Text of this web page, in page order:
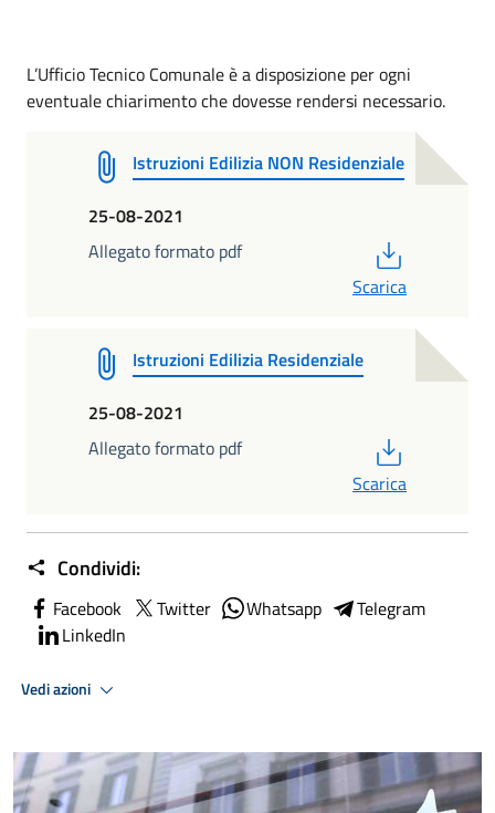
L’Ufficio Tecnico Comunale è a disposizione per ogni
eventuale chiarimento che dovesse rendersi necessario.
Istruzioni Edilizia NON Residenziale
25-08-2021
Allegato formato pdf
Scarica
Istruzioni Edilizia Residenziale
25-08-2021
Allegato formato pdf
Scarica
Condividi:
Facebook Twitter Whatsapp
Telegram
LinkedIn
Vedi azioni